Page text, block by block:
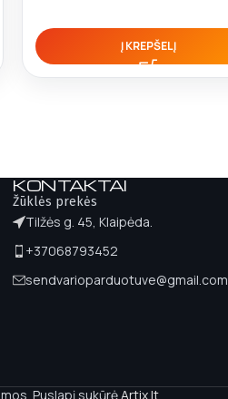
Į KREPŠELĮ
KONTAKTAI
Žūklės prekės
Tilžės g. 45, Klaipėda.
+37068793452
sendvarioparduotuve@gmail.com
Puslapį sukūrėArtix.lt